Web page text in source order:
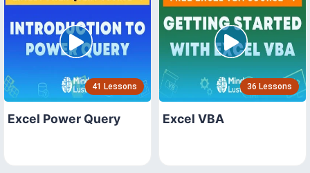
41 Lessons
Excel Power Query
36 Lessons
Excel VBA